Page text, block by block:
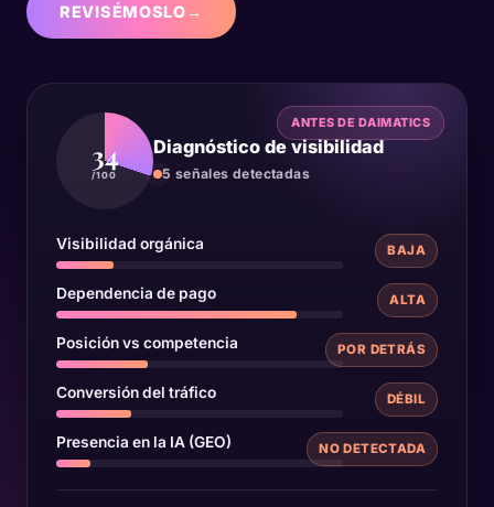
REVISÉMOSLO →
ANTES DE DAIMATICS
34
/100
Diagnóstico de visibilidad
5 señales detectadas
Visibilidad orgánica BAJA
Dependencia de pago ALTA
Posición vs competencia POR DETRÁS
Conversión del tráfico DÉBIL
Presencia en la IA (GEO) NO DETECTADA